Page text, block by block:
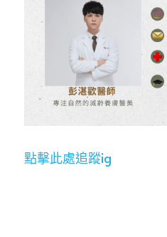
點擊此處追蹤ig